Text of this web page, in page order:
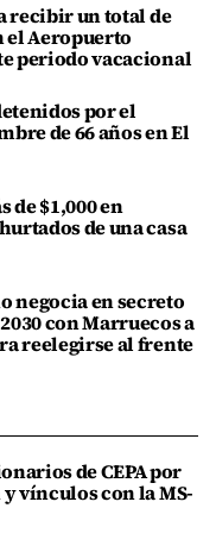
recibir un total de
el Aeropuerto
periodo vacacional
por el
de 66 años en El
de $1,000 en
de una casa
negocia en secreto
con Marruecos a
reelegirse al frente
de CEPA por
vínculos con la MS-